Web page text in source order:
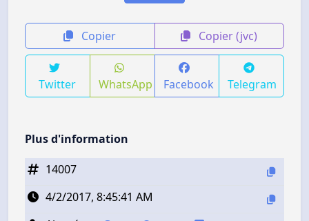
Copier Copier (jvc)
Twitter WhatsApp Facebook Telegram
Plus d'information
14007
4/2/2017, 8:45:41 AM